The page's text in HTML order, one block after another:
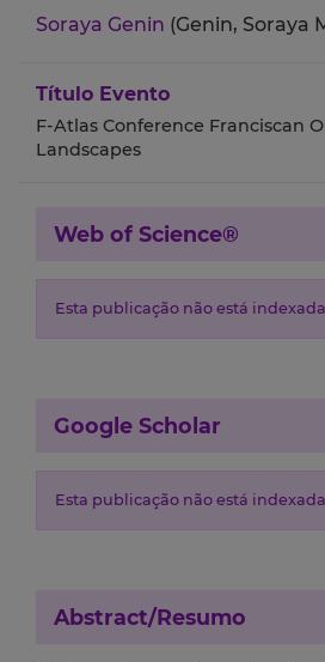
Soraya Genin (Genin, Soraya
Título Evento
F-Atlas Conference Franciscan
Landscapes
Web of Science®
Esta publicação não está
Google Scholar
Esta publicação não está
Abstract/Resumo